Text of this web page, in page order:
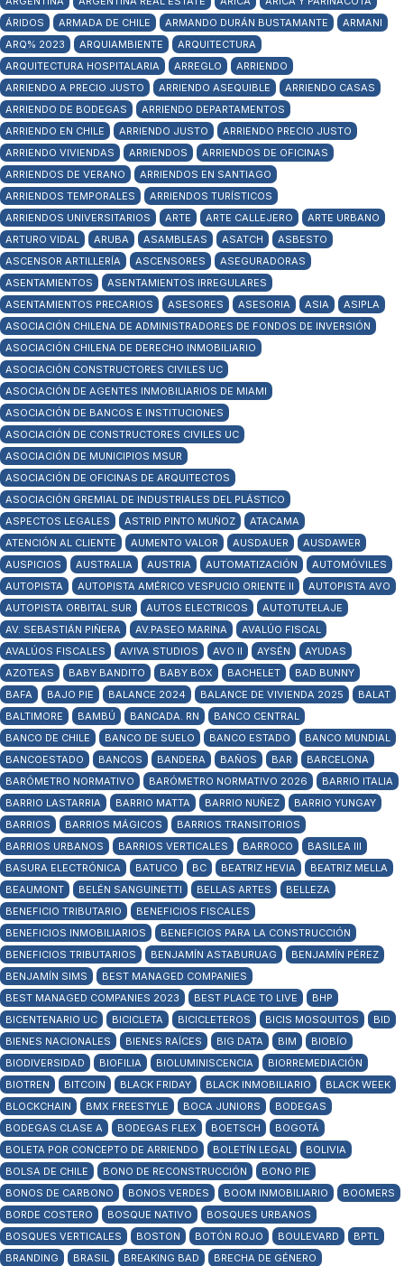
ÁRIDOS
ARMADA DE CHILE ARMANDO DURÁN BUSTAMANTE
ARMANI
ARQ% 2023
ARQUIAMBIENTE
ARQUITECTURA
ARQUITECTURA HOSPITALARIA
ARREGLO
ARRIENDO
ARRIENDO A PRECIO JUSTO
ARRIENDO ASEQUIBLE
ARRIENDO CASAS
ARRIENDO DE BODEGAS
ARRIENDO DEPARTAMENTOS
ARRIENDO EN CHILE
ARRIENDO JUSTO
ARRIENDO PRECIO JUSTO
ARRIENDO VIVIENDAS
ARRIENDOS
ARRIENDOS DE OFICINAS
ARRIENDOS DE VERANO
ARRIENDOS EN SANTIAGO
ARRIENDOS TEMPORALES
ARRIENDOS TURÍSTICOS
ARRIENDOS UNIVERSITARIOS
ARTE ARTE CALLEJERO
ARTE URBANO
ARTURO VIDAL
ARUBA ASAMBLEAS ASATCH
ASBESTO
ASCENSOR ARTILLERÍA
ASCENSORES
ASEGURADORAS
ASENTAMIENTOS
ASENTAMIENTOS IRREGULARES
ASENTAMIENTOS PRECARIOS
ASESORES ASESORIA ASIA
ASIPLA
ASOCIACIÓN CHILENA DE ADMINISTRADORES DE FONDOS DE INVERSIÓN
ASOCIACIÓN CHILENA DE DERECHO INMOBILIARIO
ASOCIACIÓN CONSTRUCTORES CIVILES UC
ASOCIACIÓN DE AGENTES INMOBILIARIOS DE MIAMI
ASOCIACIÓN DE BANCOS E INSTITUCIONES
ASOCIACIÓN DE CONSTRUCTORES CIVILES UC
ASOCIACIÓN DE MUNICIPIOS MSUR
ASOCIACIÓN DE OFICINAS DE ARQUITECTOS
ASOCIACIÓN GREMIAL DE INDUSTRIALES DEL PLÁSTICO
ASPECTOS LEGALES
ASTRID PINTO MUÑOZ
ATACAMA
ATENCIÓN AL CLIENTE
AUMENTO VALOR AUSDAUER
AUSDAWER
AUSPICIOS
AUSTRALIA AUSTRIA AUTOMATIZACIÓN
AUTOMÓVILES
AUTOPISTA
AUTOPISTA AMÉRICO VESPUCIO ORIENTE II
AUTOPISTA AVO
AUTOPISTA ORBITAL SUR
AUTOS ELECTRICOS
AUTOTUTELAJE
AV. SEBASTIÁN PIÑERA
AV.PASEO MARINA
AVALÚO FISCAL
AVALÚOS FISCALES
AVIVA STUDIOS AVO II AYSÉN
AYUDAS
AZOTEAS
BABY BANDITO BABY BOX BACHELET
BAD BUNNY
BAFA
BAJO PIE BALANCE 2024 BALANCE DE VIVIENDA 2025
BALAT
BALTIMORE
BAMBÚ BANCADA. RN
BANCO CENTRAL
BANCO DE CHILE
BANCO DE SUELO BANCO ESTADO
BANCO MUNDIAL
BANCOESTADO
BANCOS BANDERA BAÑOS BAR
BARCELONA
BARÓMETRO NORMATIVO
BARÓMETRO NORMATIVO 2026
BARRIO ITALIA
BARRIO LASTARRIA
BARRIO MATTA BARRIO NUÑEZ
BARRIO YUNGAY
BARRIOS
BARRIOS MÁGICOS
BARRIOS TRANSITORIOS
BARRIOS URBANOS
BARRIOS VERTICALES BARROCO
BASILEA III
BASURA ELECTRÓNICA
BATUCO BC BEATRIZ HEVIA
BEATRIZ MELLA
BEAUMONT
BELÉN SANGUINETTI BELLAS ARTES
BELLEZA
BENEFICIO TRIBUTARIO
BENEFICIOS FISCALES
BENEFICIOS INMOBILIARIOS
BENEFICIOS PARA LA CONSTRUCCIÓN
BENEFICIOS TRIBUTARIOS
BENJAMÍN ASTABURUAG
BENJAMÍN PÉREZ
BENJAMÍN SIMS
BEST MANAGED COMPANIES
BEST MANAGED COMPANIES 2023
BEST PLACE TO LIVE
BHP
BICENTENARIO UC
BICICLETA BICICLETEROS BICIS MOSQUITOS
BID
BIENES NACIONALES
BIENES RAÍCES BIG DATA BIM
BIOBÍO
BIODIVERSIDAD
BIOFILIA BIOLUMINISCENCIA
BIORREMEDIACIÓN
BIOTREN
BITCOIN BLACK FRIDAY BLACK INMOBILIARIO
BLACK WEEK
BLOCKCHAIN
BMX FREESTYLE BOCA JUNIORS
BODEGAS
BODEGAS CLASE A
BODEGAS FLEX BOETSCH
BOGOTÁ
BOLETA POR CONCEPTO DE ARRIENDO
BOLETÍN LEGAL
BOLIVIA
BOLSA DE CHILE
BONO DE RECONSTRUCCIÓN
BONO PIE
BONOS DE CARBONO
BONOS VERDES BOOM INMOBILIARIO
BOOMERS
BORDE COSTERO
BOSQUE NATIVO
BOSQUES URBANOS
BOSQUES VERTICALES
BOSTON BOTÓN ROJO BOULEVARD
BPTL
BRANDING
BRASIL BREAKING BAD
BRECHA DE GÉNERO